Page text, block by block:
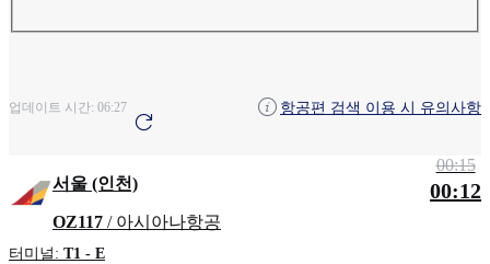
아오모리청주
업데이트 시간: 06:27 항공편 검색 이용 시 유의사항
서울 (인천)
OZ117 / 아시아나항공
터미널: T1 - E
00:15
00:12